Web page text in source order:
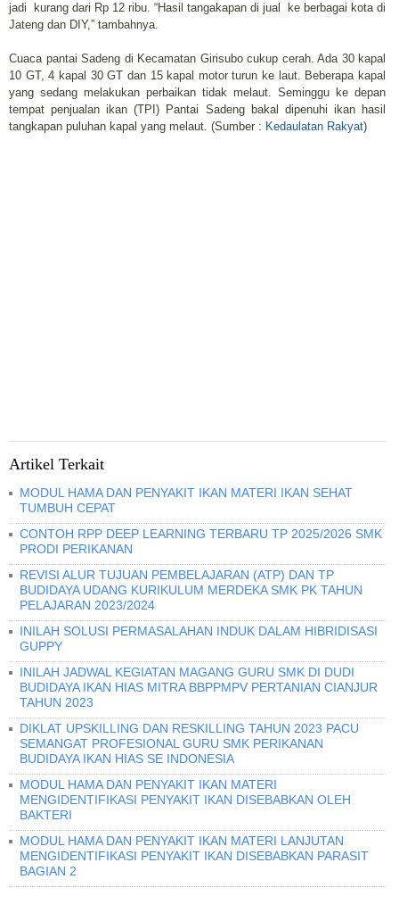
jadi kurang dari Rp 12 ribu. “Hasil tangakapan di jual ke berbagai kota di
Jateng dan DIY,” tambahnya.
Cuaca pantai Sadeng di Kecamatan Girisubo cukup cerah. Ada 30 kapal
10 GT, 4 kapal 30 GT dan 15 kapal motor turun ke laut. Beberapa kapal
yang sedang melakukan perbaikan tidak melaut. Seminggu ke depan
tempat penjualan ikan (TPI) Pantai Sadeng bakal dipenuhi ikan hasil
tangkapan puluhan kapal yang melaut. (Sumber : Kedaulatan Rakyat)
Artikel Terkait
MODUL HAMA DAN PENYAKIT IKAN MATERI IKAN SEHAT
TUMBUH CEPAT
CONTOH RPP DEEP LEARNING TERBARU TP 2025/2026 SMK
PRODI PERIKANAN
REVISI ALUR TUJUAN PEMBELAJARAN (ATP) DAN TP
BUDIDAYA UDANG KURIKULUM MERDEKA SMK PK TAHUN
PELAJARAN 2023/2024
INILAH SOLUSI PERMASALAHAN INDUK DALAM HIBRIDISASI
GUPPY
INILAH JADWAL KEGIATAN MAGANG GURU SMK DI DUDI
BUDIDAYA IKAN HIAS MITRA BBPPMPV PERTANIAN CIANJUR
TAHUN 2023
DIKLAT UPSKILLING DAN RESKILLING TAHUN 2023 PACU
SEMANGAT PROFESIONAL GURU SMK PERIKANAN
BUDIDAYA IKAN HIAS SE INDONESIA
MODUL HAMA DAN PENYAKIT IKAN MATERI
MENGIDENTIFIKASI PENYAKIT IKAN DISEBABKAN OLEH
BAKTERI
MODUL HAMA DAN PENYAKIT IKAN MATERI LANJUTAN
MENGIDENTIFIKASI PENYAKIT IKAN DISEBABKAN PARASIT
BAGIAN 2